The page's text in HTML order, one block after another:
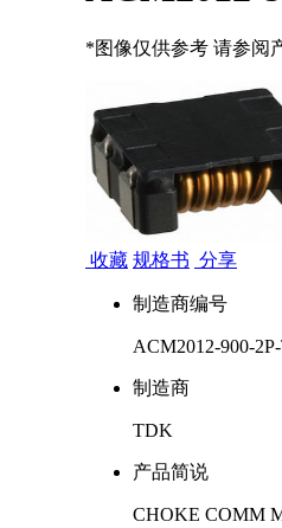
*图像仅供参考 请参阅
收藏 规格书 分享
制造商编号
ACM2012-900-
制造商
TDK
产品简说
CHOKE COMM